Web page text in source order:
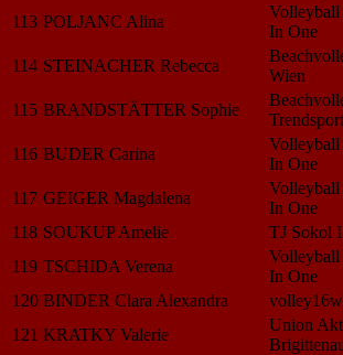
113 POLJANC Alina
In One
114 STEINACHER Rebecca
Wien
115 BRANDSTÄTTER Sophie
116 BUDER Carina
In One
117 GEIGER Magdalena
In One
118 SOUKUP Amelie TJ Sokol
119 TSCHIDA Verena
In One
120 BINDER Clara Alexandra
121 KRATKY Valerie
Union